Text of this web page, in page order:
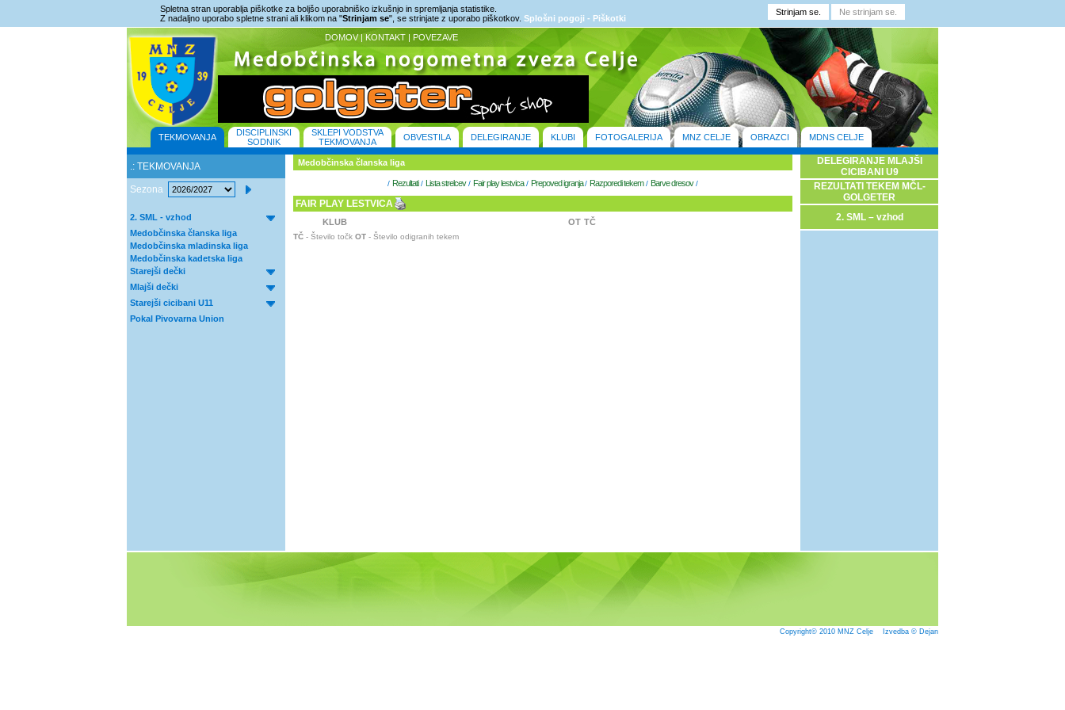
Spletna stran uporablja piškotke za boljšo uporabniško izkušnjo in spremljanja statistike.
Z nadaljno uporabo spletne strani ali klikom na "Strinjam se", se strinjate z uporabo piškotkov. Splošni pogoji - Piškotki
DOMOV | KONTAKT | POVEZAVE
TEKMOVANJA
DISCIPLINSKI
SODNIK
SKLEPI VODSTVA
TEKMOVANJA
OBVESTILA DELEGIRANJE KLUBI FOTOGALERIJA MNZ CELJE OBRAZCI MDNS CELJE
.: TEKMOVANJA
Sezona
2. SML - vzhod
Medobčinska članska liga
Medobčinska mladinska liga
Medobčinska kadetska liga
Starejši dečki
Mlajši dečki
Starejši cicibani U11
Pokal Pivovarna Union
Medobčinska članska liga
/ Rezultati/ Lista strelcev/ Fair play lestvica/ Prepoved igranja/ Razporedi tekem/ Barve dresov/
FAIR PLAY LESTVICA
KLUB OT TČ
TČ - Število točk OT - Število odigranih tekem
DELEGIRANJE MLAJŠI
CICIBANI U9
REZULTATI TEKEM MČL-
GOLGETER
2. SML – vzhod
Copyright© 2010 MNZ Celje Izvedba © Dejan